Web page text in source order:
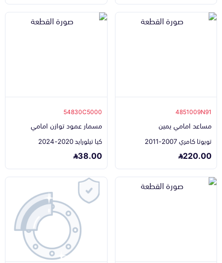
4851009N91
مساعد امامي يمين
تويوتا كامري 2007-2011
220.00
54830C5000
مسمار عمود توازن امامي
كيا تيلورايد 2020-2024
38.00